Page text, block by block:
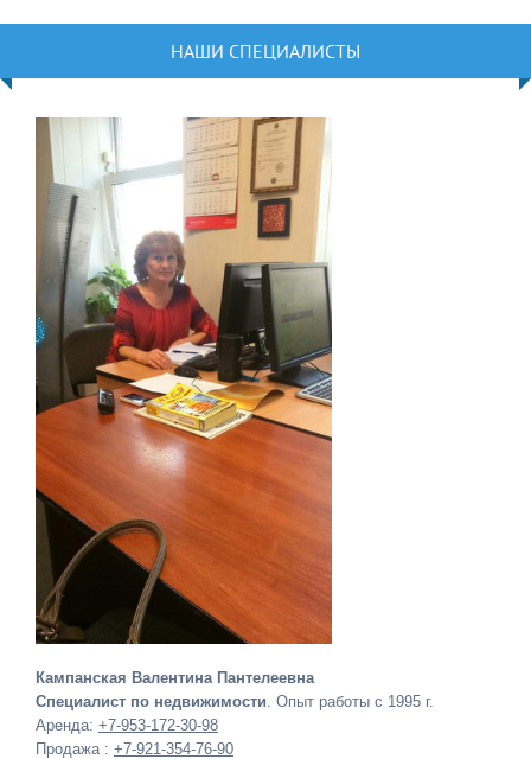
НАШИ СПЕЦИАЛИСТЫ
Кампанская Валентина Пантелеевна
Специалист по недвижимости . Опыт работы с 1995 г.
Аренда: +7-953-172-30-98
Продажа : +7-921-354-76-90